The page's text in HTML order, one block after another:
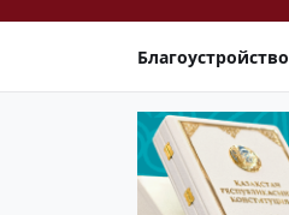
Благоустройство